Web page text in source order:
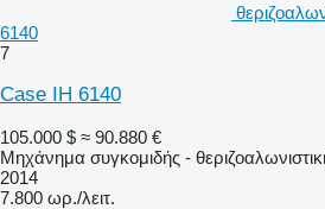
6140
7
Case IH 6140
105.000 $ ≈ 90.880 €
Μηχάνημα συγκομιδής -
2014
7.800 ωρ./λειτ.